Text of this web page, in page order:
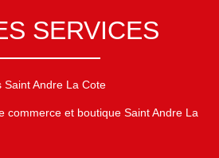
SERVICES
Andre La Cote
commerce et boutique Saint Andre La